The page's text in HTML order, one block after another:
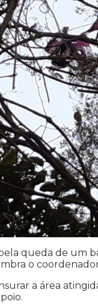
queda de um
o
a área